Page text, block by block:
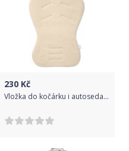
230 Kč
Vložka do kočárku i autosedačky UNI béžová IvemaBaby